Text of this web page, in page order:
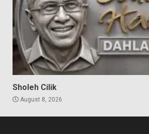
Sholeh Cilik
August 8, 2026